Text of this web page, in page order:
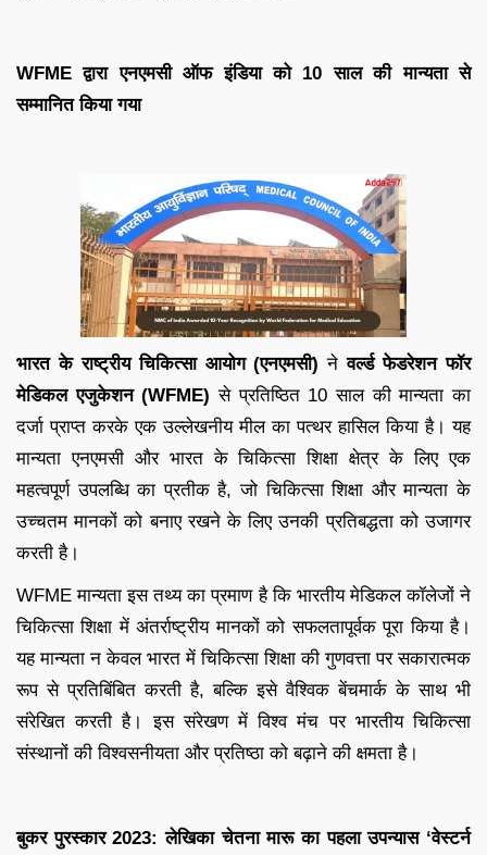
WFME द्वारा एनएमसी ऑफ इंडिया को 10 साल की मान्यता से
सम्मानित किया गया
भारत के राष्ट्रीय चिकित्सा आयोग (एनएमसी) नेवर्ल्ड फेडरेशन फॉर
मेडिकल एजुकेशन (WFME) से प्रतिष्ठित 10 साल की मान्यता का
दर्जा प्राप्त करके एक उल्लेखनीय मील का पत्थर हासिल किया है। यह
मान्यता एनएमसी और भारत के चिकित्सा शिक्षा क्षेत्र के लिए एक
महत्वपूर्ण उपलब्धि का प्रतीक है, जो चिकित्सा शिक्षा और मान्यता के
उच्चतम मानकों को बनाए रखने के लिए उनकी प्रतिबद्धता को उजागर
करती है।
WFME मान्यता इस तथ्य का प्रमाण है कि भारतीय मेडिकल कॉलेजों ने
चिकित्सा शिक्षा में अंतर्राष्ट्रीय मानकों को सफलतापूर्वक पूरा किया है।
यह मान्यता न केवल भारत में चिकित्सा शिक्षा की गुणवत्ता पर सकारात्मक
रूप से प्रतिबिंबित करती है, बल्कि इसे वैश्विक बेंचमार्क के साथ भी
संरेखित करती है। इस संरेखण में विश्व मंच पर भारतीय चिकित्सा
संस्थानों की विश्वसनीयता और प्रतिष्ठा को बढ़ाने की क्षमता है।
बुकर पुरस्कार 2023: लेखिका चेतना मारू का पहला उपन्यास ‘वेस्टर्न